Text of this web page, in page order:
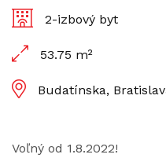
2-izbový byt
53.75 m²
Budatínska,
Voľný od 1.8.2022!